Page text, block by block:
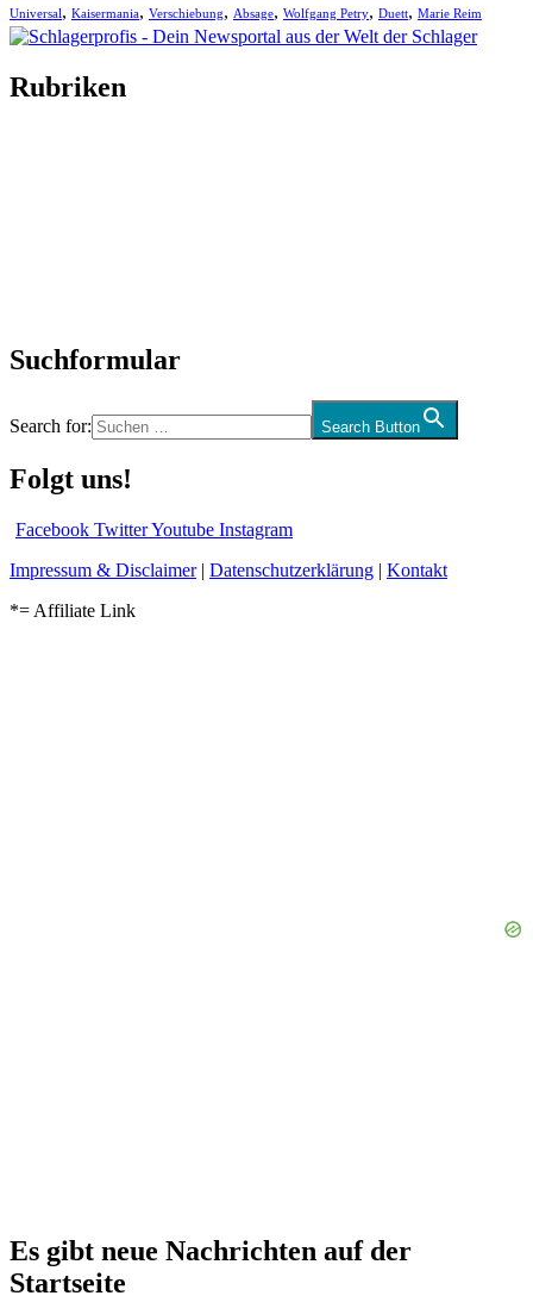
Universal, Kaisermania, Verschiebung, Absage, Wolfgang Petry, Duett, Marie Reim
Rubriken
Suchformular
Search for: Search Button
Folgt uns!
Facebook TwitterYoutube Instagram
Impressum & Disclaimer| Datenschutzerklärung | Kontakt
*= Affiliate Link
Es gibt neue Nachrichten auf der
Startseite